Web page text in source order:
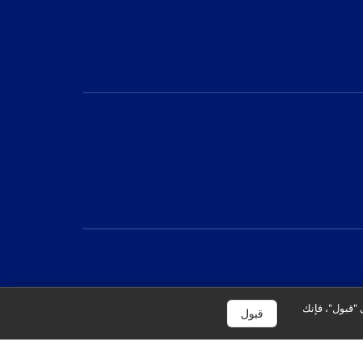
"قبول"، فإنك قبول